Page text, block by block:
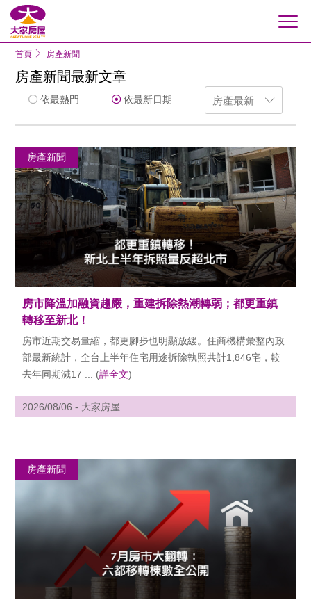
首頁 房產新聞
房產新聞最新文章
依最熱門 依最新日期
房產新聞
房市降溫加融資趨嚴，重建拆除熱潮轉弱；都更重鎮
轉移至新北！
房市近期交易量縮，都更腳步也明顯放緩。住商機構彙整內政
部最新統計，全台上半年住宅用途拆除執照共計1,846宅，較
去年同期減17 ... (詳全文)
2026/08/06 - 大家房屋
房產新聞